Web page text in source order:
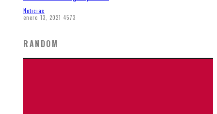
Noticias
enero 13, 2021 4573
RANDOM